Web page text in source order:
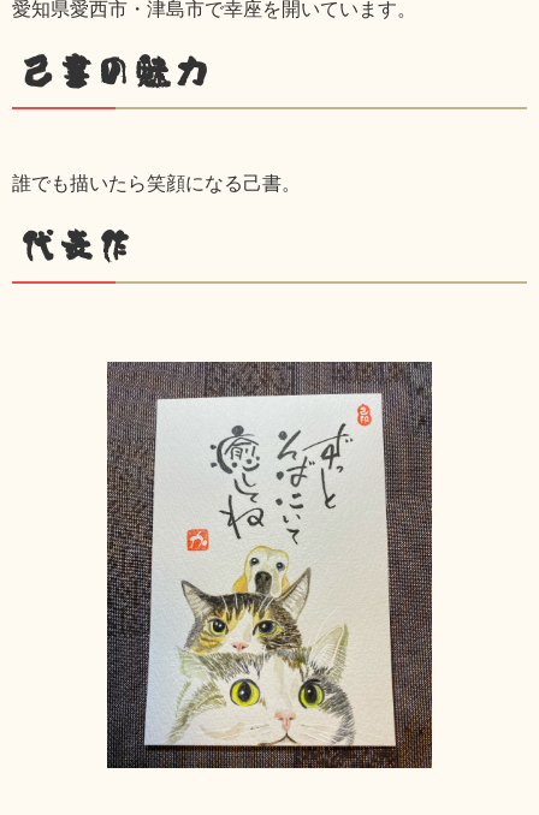
愛知県愛西市・津島市で幸座を開いています。
己書の魅力
誰でも描いたら笑顔になる己書。
代表作